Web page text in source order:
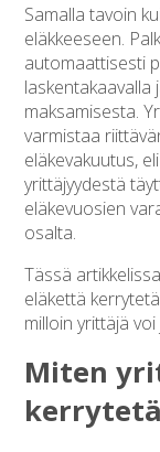
Samalla tavoin
eläkkeeseen.
automaattisesti
laskentakaavalla
maksamisesta.
varmistaa
eläkevakuutus,
yrittäjyydestä
eläkevuosien
osalta.
Tässä
eläkettä
milloin yrittäjä
Miten